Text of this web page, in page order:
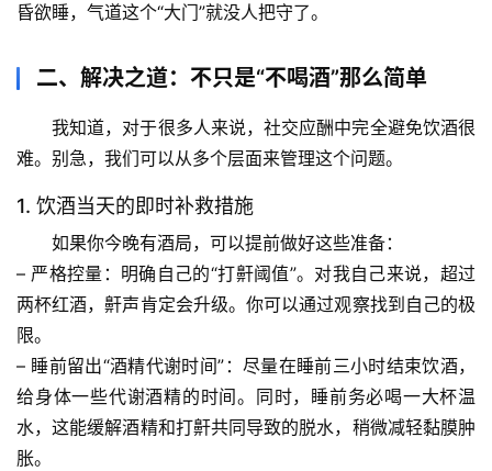
首
页
昏欲睡，气道这个“大门”就没人把守了。
二、解决之道：不只是“不喝酒”那么简单
我知道，对于很多人来说，社交应酬中完全避免饮酒很
难。别急，我们可以从多个层面来管理这个问题。
1. 饮酒当天的即时补救措施
如果你今晚有酒局，可以提前做好这些准备：
– 严格控量 ：明确自己的“打鼾阈值”。对我自己来说，超过
两杯红酒，鼾声肯定会升级。你可以通过观察找到自己的极
限。
– 睡前留出“酒精代谢时间” ：尽量在睡前三小时结束饮酒，
给身体一些代谢酒精的时间。同时， 睡前务必喝一大杯温
水，这能缓解酒精和打鼾共同导致的脱水，稍微减轻黏膜肿
胀。